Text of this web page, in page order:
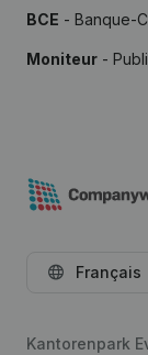
BCE - Banque-
Moniteur -
Français
Kantorenpark